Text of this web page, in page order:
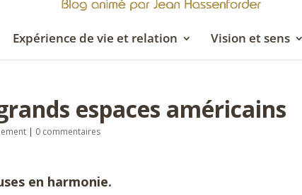
Expérience de vie et relation Vision et sens
espaces américains
| 0 commentaires
en harmonie.